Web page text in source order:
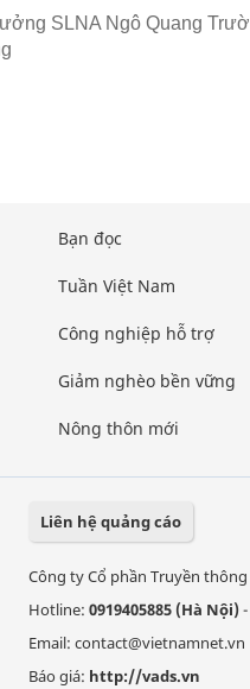
SLNA Ngô Quang
Bạn đọc
Tuần Việt Nam
Công nghiệp hỗ trợ
Giảm nghèo bền vững
Nông thôn mới
Liên hệ quảng cáo
Công ty Cổ phần Truyền
Hotline: 0919405885 (Hà Nội)-
Email: contact@vietnamnet.vn
Báo giá: http://vads.vn